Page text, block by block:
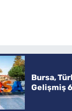
Bursa,
Gelişmiş